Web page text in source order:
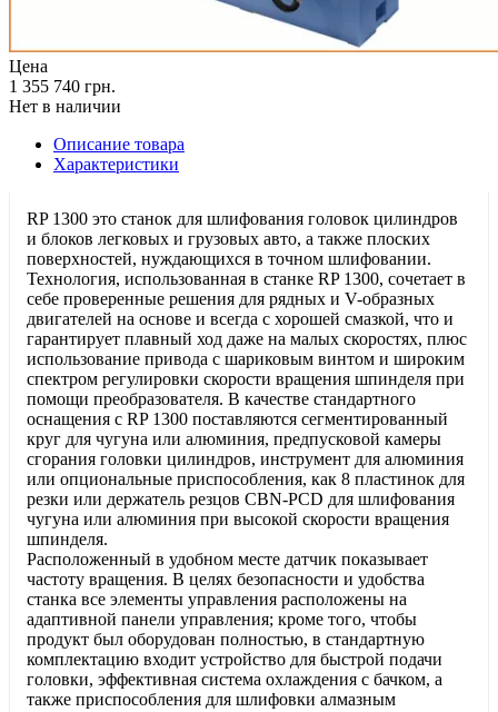
Цена
1 355 740 грн.
Нет в наличии
Описание товара
Характеристики
RP 1300 это станок для шлифования головок цилиндров
и блоков легковых и грузовых авто, а также плоских
поверхностей, нуждающихся в точном шлифовании.
Технология, использованная в станке RP 1300, сочетает в
себе проверенные решения для рядных и V-образных
двигателей на основе и всегда с хорошей смазкой, что и
гарантирует плавный ход даже на малых скоростях, плюс
использование привода с шариковым винтом и широким
спектром регулировки скорости вращения шпинделя при
помощи преобразователя. В качестве стандартного
оснащения с RP 1300 поставляются сегментированный
круг для чугуна или алюминия, предпусковой камеры
сгорания головки цилиндров, инструмент для алюминия
или опциональные приспособления, как 8 пластинок для
резки или держатель резцов CBN-PCD для шлифования
чугуна или алюминия при высокой скорости вращения
шпинделя.
Расположенный в удобном месте датчик показывает
частоту вращения. В целях безопасности и удобства
станка все элементы управления расположены на
адаптивной панели управления; кроме того, чтобы
продукт был оборудован полностью, в стандартную
комплектацию входит устройство для быстрой подачи
головки, эффективная система охлаждения с бачком, а
также приспособления для шлифовки алмазным